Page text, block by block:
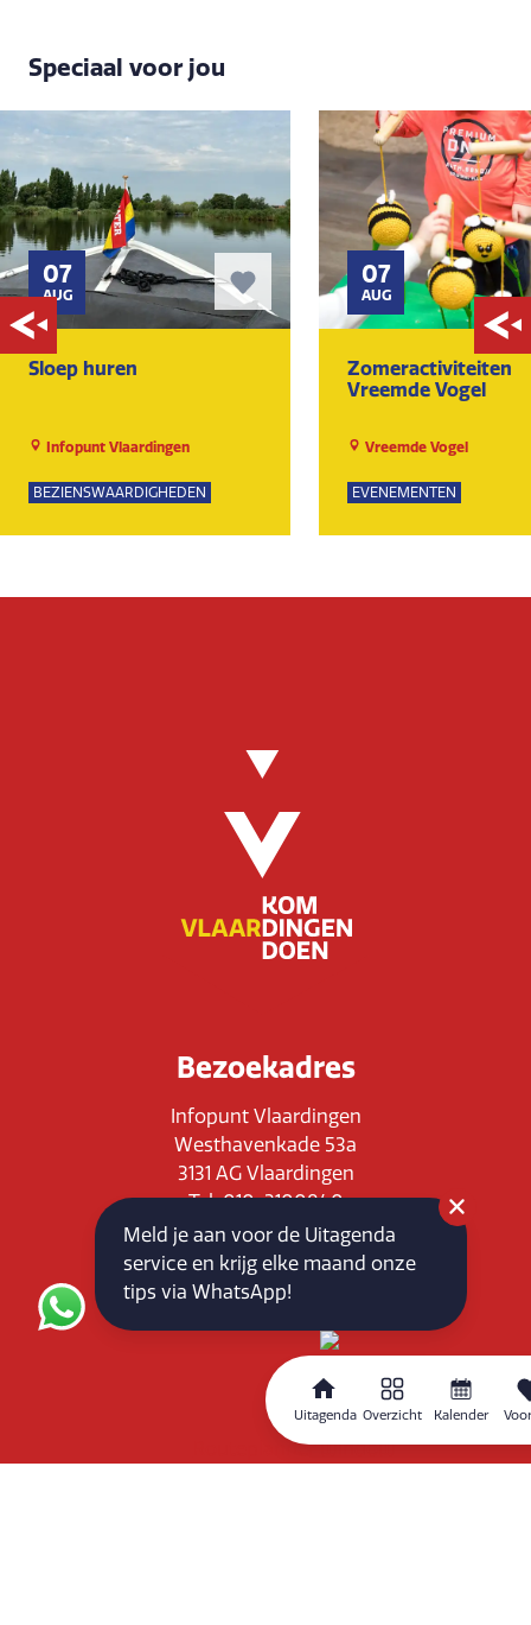
Uitagenda Overzicht Kalender
Speciaal voor jou
07
AUG
Sloep huren
Infopunt Vlaardingen
BEZIENSWAARDIGHEDEN
07
AUG
Zomeractiviteiten
Vreemde Vogel
Vreemde Vogel
EVENEMENTEN
Bezoekadres
Infopunt Vlaardingen
Westhavenkade 53a
3131 AG Vlaardingen
Tel: 010-3100840
E-mail: info@vlaardingenpartners.nl
KvK: 71555544
BTW : NL858760939B01
Routeplanner
Meld je aan voor de Uitagenda
service en krijg elke maand onze
tips via WhatsApp!